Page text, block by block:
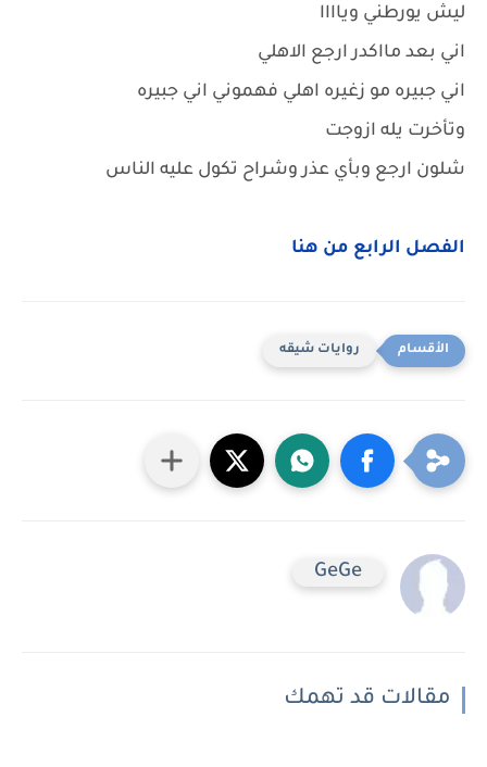
ليش يورطني وياااا
اني بعد مااكدر ارجع الاهلي
اني جبيره مو زغيره اهلي فهموني اني جبيره
وتأخرت يله ازوجت
شلون ارجع وبأي عذر وشراح تكول عليه الناس
الفصل الرابع من هنا
روايات شيقه
GeGe
مقالات قد تهمك